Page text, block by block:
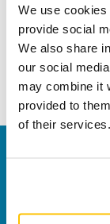
We use
provide social
We also share
our social
may combine it
provided to
of their services.
Fóliatermék
Finish rendszer
válaszol